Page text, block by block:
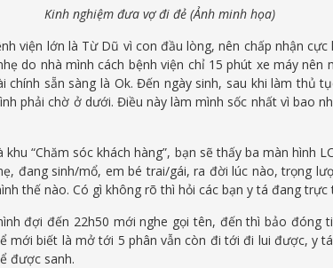
Kinh nghiệm đưa vợ đi đẻ (Ảnh minh họa)
viện lớn là Từ Dũ vì con đầu lòng, nên chấp nhận cực
do nhà mình cách bệnh viện chỉ 15 phút xe máy nên
chính sẵn sàng là Ok. Đến ngày sinh, sau khi làm thủ
phải chờ ở dưới. Điều này làm mình sốc nhất vì bao
“Chăm sóc khách hàng”, bạn sẽ thấy ba màn hình
đang sinh/mổ, em bé trai/gái, ra đời lúc nào, trọng
thế nào. Có gì không rõ thì hỏi các bạn y tá đang trực
đợi đến 22h50 mới nghe gọi tên, đến thì bảo đóng
mới biết là mở tới 5 phân vẫn còn đi tới đi lui được, y
được sanh.